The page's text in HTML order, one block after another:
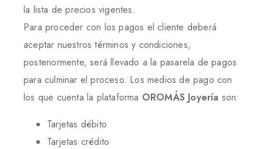
la lista de precios vigentes.
Para proceder con los pagos el cliente deberá
aceptar nuestros términos y condiciones,
posteriormente, será llevado a la pasarela de pagos
para culminar el proceso. Los medios de pago con
los que cuenta la plataforma OROMÁS Joyería son:
Tarjetas débito
Tarjetas crédito